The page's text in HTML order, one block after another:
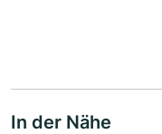
In der Nähe